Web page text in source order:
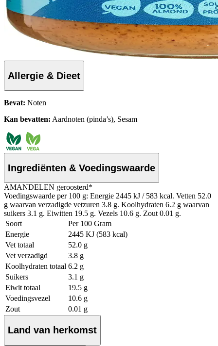
Allergie & Dieet
Bevat: Noten
Kan bevatten: Aardnoten (pinda’s), Sesam
Ingrediënten & Voedingswaarde
AMANDELEN geroosterd*
Voedingswaarde per 100 g: Energie 2445 kJ / 583 kcal. Vetten 52.0
g waarvan verzadigde vetzuren 3.8 g. Koolhydraten 6.2 g waarvan
suikers 3.1 g. Eiwitten 19.5 g. Vezels 10.6 g. Zout 0.01 g.
Soort
Per 100 Gram
Energie
2445 KJ (583 kcal)
Vet totaal
52.0 g
Vet verzadigd
3.8 g
Koolhydraten totaal 6.2 g
Suikers
3.1 g
Eiwit totaal
19.5 g
Voedingsvezel
10.6 g
Zout
0.01 g
Land van herkomst